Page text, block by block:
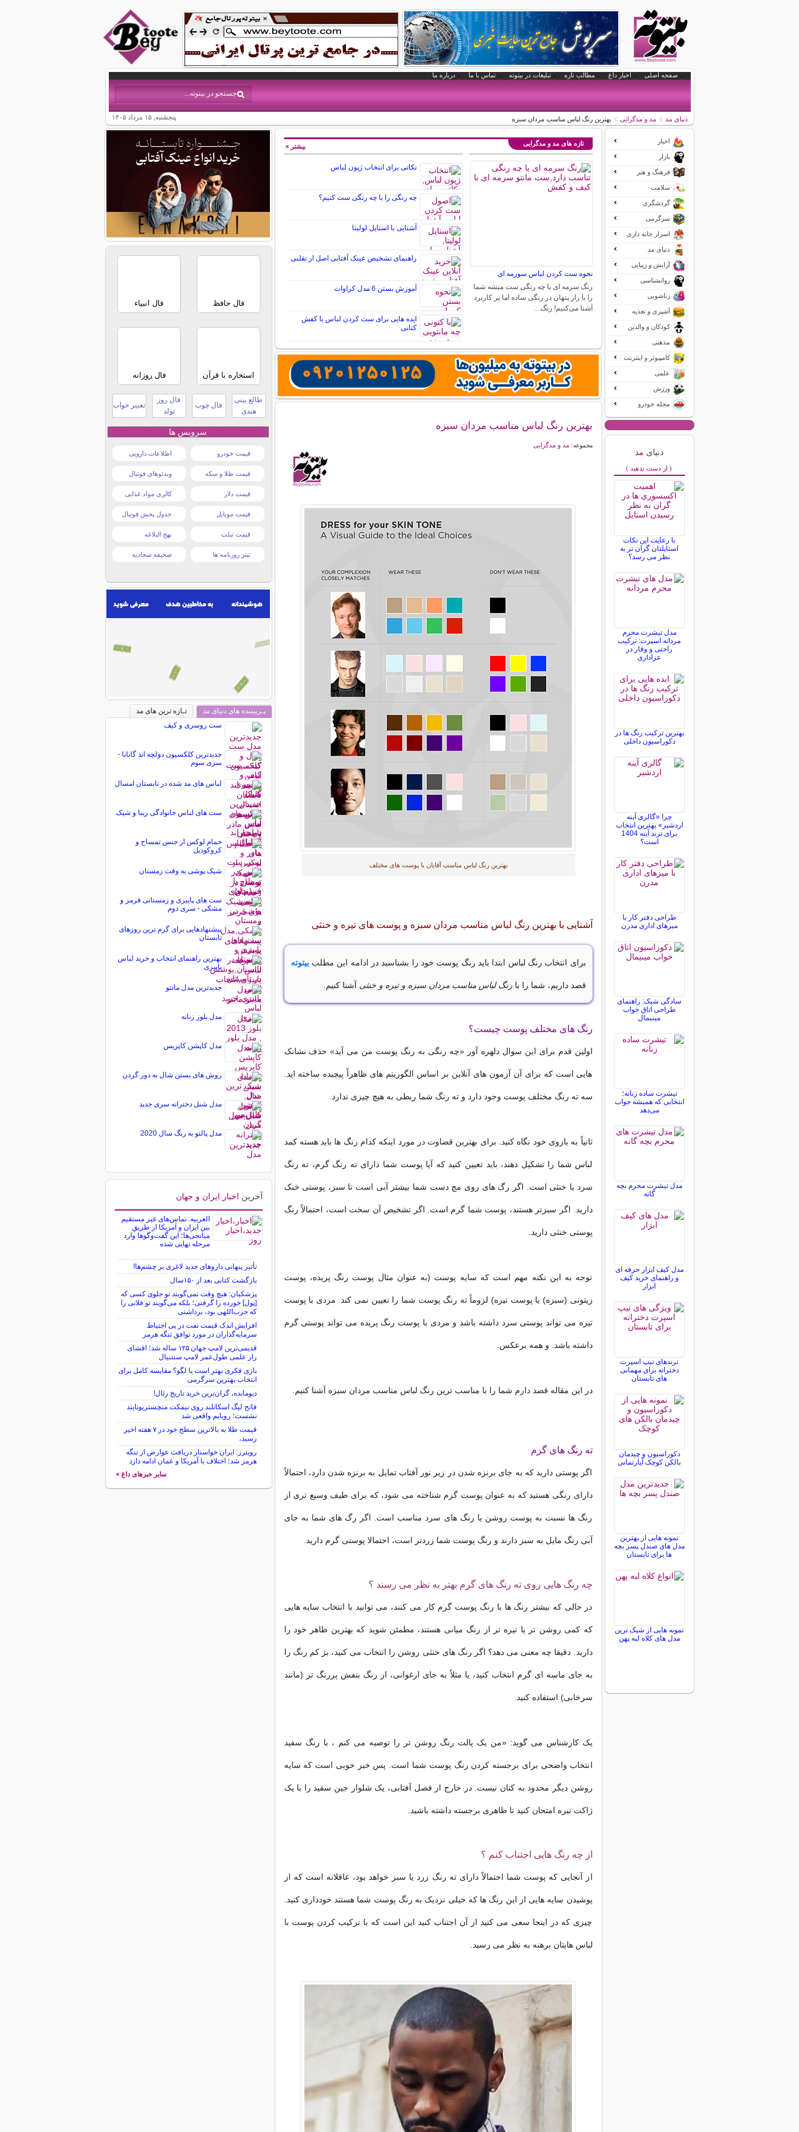
صفحه اصلی اخبار داغ مطالب تازه تبلیغات در بیتوته تماس با ما درباره ما
پنجشنبه, ۱۵ مرداد ۱۴۰۵ دنیای مد مد و مدگرایی بهترین رنگ لباس مناسب مردان سبزه
تازه های مد و مدگرایی
نحوه ست کردن لباس سورمه ای
رنگ سرمه ای با چه رنگی ست میشه شما
را با راز پنهان در رنگی ساده اما پر کاربرد
آشنا می‌کنیم! رنگ…
نکاتی برای انتخاب ژپون لباس
چه رنگی را با چه رنگی ست کنیم؟
آشنایی با استایل لولیتا
راهنمای تشخیص عینک آفتابی اصل از تقلبی
آموزش بستن 6 مدل کراوات
ایده هایی برای ست کردن لباس با کفش
کتانی
بیشتر »
بهترین رنگ لباس مناسب مردان سبزه
مجموعه: مد و مدگرایی
بهترین رنگ لباس مناسب آقایان با پوست های مختلف
آشنایی با بهترین رنگ لباس مناسب مردان سبزه و پوست های تیره و خنثی
برای انتخاب رنگ لباس ابتدا باید رنگ پوست خود را بشناسید در ادامه این مطلببیتوته
قصد داریم، شما را بارنگ لباس مناسب مردان سبزه و تیره و خنثی آشنا کنیم.
رنگ های مختلف پوست چیست؟
اولین قدم برای این سوال دلهره آور «چه رنگی به رنگ پوست من می آید» حذف نشانک
هایی است که برای آن آزمون های آنلاین بر اساس الگوریتم های ظاهراً پیچیده ساخته اید.
سه ته رنگ مختلف پوست وجود دارد و ته رنگ شما ربطی به هیچ چیزی ندارد.
ثانیاً به بازوی خود نگاه کنید. برای بهترین قضاوت در مورد اینکه کدام رنگ ها باید هسته کمد
لباس شما را تشکیل دهند، باید تعیین کنید که آیا پوست شما دارای ته رنگ گرم، ته رنگ
سرد یا خنثی است. اگر رگ های روی مچ دست شما بیشتر آبی است تا سبز، پوستی خنک
دارید. اگر سبزتر هستند، پوست شما گرم است. اگر تشخیص آن سخت است، احتمالاً رنگ
پوستی خنثی دارید.
توجه به این نکته مهم است که سایه پوست (به عنوان مثال پوست رنگ پریده، پوست
زیتونی (سبزه) یا پوست تیره) لزوماً ته رنگ پوست شما را تعیین نمی کند. مردی با پوست
تیره می تواند پوستی سرد داشته باشد و مردی با پوست رنگ پریده می تواند پوستی گرم
داشته باشد. و همه برعکس.
در این مقاله قصد دارم شما را با مناسب ترین رنگ لباس مناسب مردان سبزه آشنا کنیم.
ته رنگ های گرم
اگر پوستی دارید که به جای برنزه شدن در زیر نور آفتاب تمایل به برنزه شدن دارد، احتمالاً
دارای رنگی هستید که به عنوان پوست گرم شناخته می شود، که برای طیف وسیع تری از
رنگ ها نسبت به پوست روشن یا رنگ های سرد مناسب است. اگر رگ های شما به جای
آبی رنگ مایل به سبز دارند و رنگ پوست شما زردتر است، احتمالا پوستی گرم دارید.
چه رنگ هایی روی ته رنگ های گرم بهتر به نظر می رسند ؟
در حالی که بیشتر رنگ ها با رنگ پوست گرم کار می کنند، می توانید با انتخاب سایه هایی
که کمی روشن تر یا تیره تر از رنگ میانی هستند، مطمئن شوید که بهترین ظاهر خود را
دارید. دقیقا چه معنی می دهد؟ اگر رنگ های خنثی روشن را انتخاب می کنید، بژ کم رنگ را
به جای ماسه ای گرم انتخاب کنید، یا مثلاً به جای ارغوانی، از رنگ بنفش پررنگ تر (مانند
سرخابی) استفاده کنید.
یک کارشناس می گوید: «من یک پالت رنگ روشن تر را توصیه می کنم ، با رنگ سفید
انتخاب واضحی برای برجسته کردن رنگ پوست شما است. پس خبر خوبی است که سایه
روشن دیگر محدود به کتان نیست. در خارج از فصل آفتابی، یک شلوار جین سفید را با یک
ژاکت تیره امتحان کنید تا ظاهری برجسته داشته باشید.
از چه رنگ هایی اجتناب کنم ؟
از آنجایی که پوست شما احتمالاً دارای ته رنگ زرد یا سبز خواهد بود، عاقلانه است که از
پوشیدن سایه هایی از این رنگ ها که خیلی نزدیک به رنگ پوست شما هستند خودداری کنید.
چیزی که در اینجا سعی می کنید از آن اجتناب کنید این است که با ترکیب کردن پوست با
لباس هایتان برهنه به نظر می رسید.
اخبار
بازار
فرهنگ و هنر
سلامت
گردشگری
سرگرمی
اسرار خانه داری
دنیای مد
آرایش و زیبایی
روانشناسی
زناشویی
آشپزی و تغذیه
کودکان و والدین
مذهبی
کامپیوتر و اینترنت
علمی
ورزش
مجله خودرو
دنیای مد
( از دست ندهید )
با رعایت این نکات
استایلتان گران تر به
نظر می رسد؟
مدل تیشرت محرم
مردانه اسپرت: ترکیب
راحتی و وقار در
عزاداری
بهترین ترکیب رنگ ها در
دکوراسیون داخلی
چرا «گالری آینه
اردشیر» بهترین انتخاب
برای ترند آینه 1404
است؟
طراحی دفتر کار با
میزهای اداری مدرن
سادگی شیک: راهنمای
طراحی اتاق خواب
مینیمال
تیشرت ساده زنانه؛
انتخابی که همیشه جواب
می‌دهد
مدل تیشرت محرم بچه
گانه
مدل کیف ابزار حرفه ای
و راهنمای خرید کیف
ابزار
ترندهای تیپ اسپرت
دخترانه برای مهمانی
های تابستان
دکوراسیون و چیدمان
بالکن کوچک آپارتمانی
نمونه هایی از بهترین
مدل های صندل پسر بچه
ها برای تابستان
نمونه هایی از شیک ترین
مدل های کلاه لبه پهن
فال حافظ فال انبیاء
استخاره با قرآن فال روزانه
طالع بینی
هندی
فال چوب
فال روز
تولد
تعبیر خواب
سرویس ها
قیمت خودرو اطلاعات دارویی
قیمت طلا و سکه ویدئوهای فوتبال
قیمت دلار کالری مواد غذایی
قیمت موبایل جدول پخش فوتبال
قیمت تبلت نهج البلاغه
تیتر روزنامه ها صحیفه سجادیه
پـربیننده های دنیای مد
تـازه ترین های مد
ست روسری و کیف
جدیدترین کلکسیون دولچه اند گابانا -
سری سوم
لباس های مد شده در تابستان امسال
ست های لباس خانوادگی زیبا و شیک
حمام لوکس از جنس تمساح و
کروکودیل
شیک پوشی به وقت زمستان
ست های پاییزی و زمستانی قرمز و
مشکی - سری دوم
پیشنهادهایی برای گرم ترین روزهای
تابستان
بهترین راهنمای انتخاب و خرید لباس
پاییزی
جدیدترین مدل مانتو
مدل بلوز زنانه
مدل کاپشن کاپریس
روش های بستن شال به دور گردن
مدل شنل دخترانه سری جدید
مدل پالتو به رنگ سال 2020
آخرین اخبار ایران و جهان
العربیه: تماس‌های غیر مستقیم
بین ایران و آمریکا از طریق
میانجی‌ها؛ این گفت‌و‌گو‌ها وارد
مرحله نهایی شده
تأثیر پنهانی داروهای جدید لاغری بر چشم‌ها!
بازگشت کتابی بعد از ۱۵۰سال
پزشکیان: هیچ وقت نمی‌گویند تو جلوی کسی که
[پول] خورده را گرفتی؛ بلکه می‌گویند تو فلانی را
که حزب‌اللهی بود، برداشتی
افزایش اندک قیمت نفت در پی احتیاط
سرمایه‌گذاران در مورد توافق تنگه هرمز
قدیمی‌ترین لامپ جهان ۱۲۵ ساله شد؛ افشای
راز علمی طول‌عمر لامپ سنتنیال
بازی فکری بهتر است یا لگو؟ مقایسه کامل برای
انتخاب بهترین سرگرمی
دیومانده، گران‌ترین خرید تاریخ رئال!
فاتح لیگ اسکاتلند روی نیمکت منچستریونایتد
نشست؛ رویایم واقعی شد
قیمت طلا به بالاترین سطح خود در ۷ هفته اخیر
رسید،
رویترز: ایران خواستار دریافت عوارض از تنگه
هرمز شد؛ اختلاف با آمریکا و عمان ادامه دارد
سایر خبرهای داغ »